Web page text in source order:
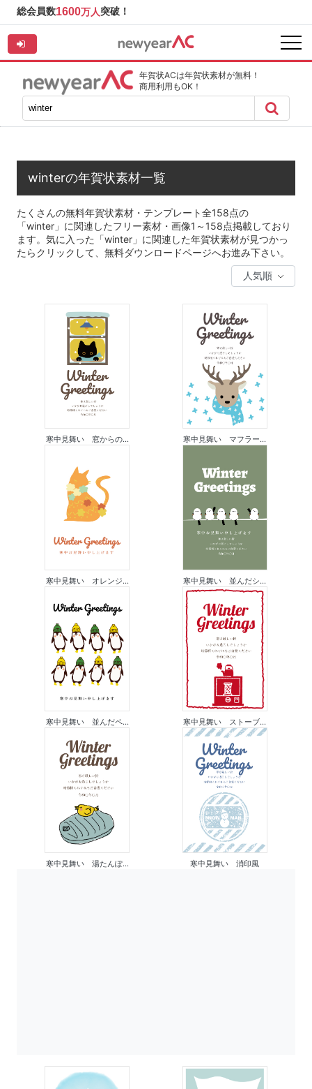
総会員数1600万人突破！
年賀状ACは年賀状素材が無料！
商用利用もOK！
winterの年賀状素材一覧
たくさんの無料年賀状素材・テンプレート全158点の
「winter」に関連したフリー素材・画像1～158点掲載しており
ます。気に入った「winter」に関連した年賀状素材が見つかっ
たらクリックして、無料ダウンロードページへお進み下さい。
寒中見舞い 窓からの... 寒中見舞い マフラー...
寒中見舞い オレンジ... 寒中見舞い 並んだシ...
寒中見舞い 並んだペ... 寒中見舞い ストーブ...
寒中見舞い 湯たんぽ... 寒中見舞い 消印風